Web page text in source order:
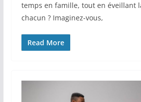
temps en famille, tout en éveillant
chacun ? Imaginez-vous,
Read More